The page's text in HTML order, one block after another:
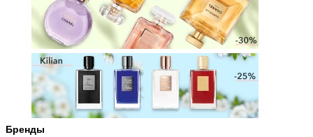
Бренды